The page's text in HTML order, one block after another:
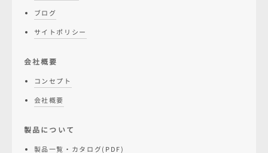
ブログ
サイトポリシー
会社概要
コンセプト
会社概要
製品について
製品一覧・カタログ(PDF)